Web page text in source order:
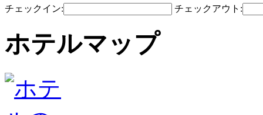
チェックイン: チェックアウト:
ホテルマップ